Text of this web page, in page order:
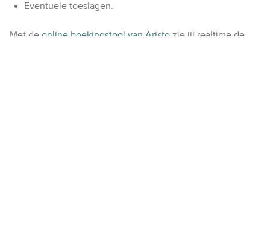
Eventuele toeslagen.
Met de online boekingstool van Aristo zie jij realtime de